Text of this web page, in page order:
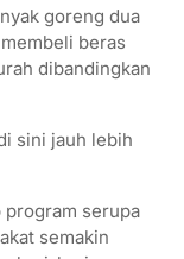
goreng dua
beras
dibandingkan
sini jauh lebih
program serupa
semakin